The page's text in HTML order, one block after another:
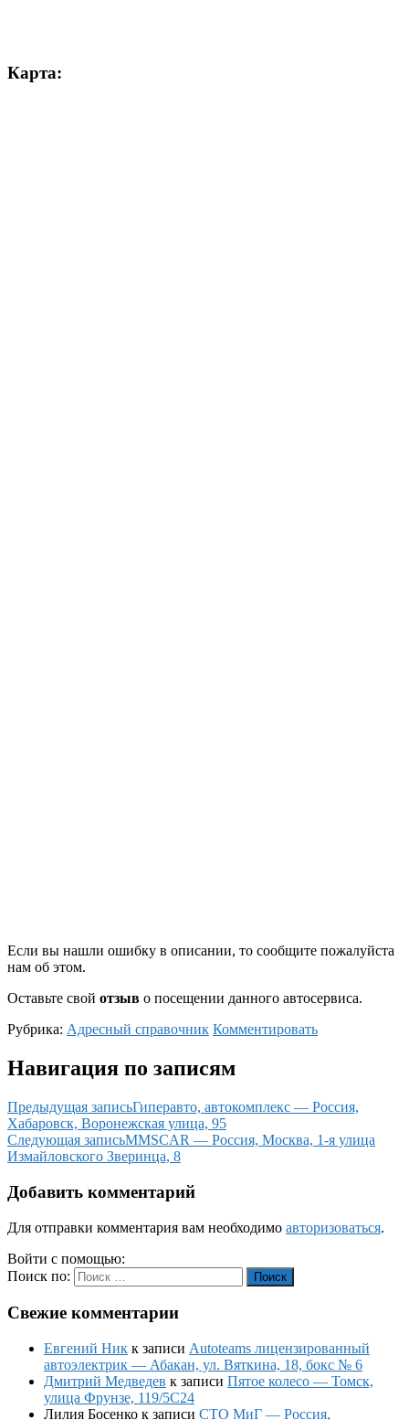
Карта:
Если вы нашли ошибку в описании, то сообщите пожалуйста
нам об этом.
Оставьте свой отзыв о посещении данного автосервиса.
Рубрика: Адресный справочник Комментировать
Навигация по записям
Предыдущая записьГиперавто, автокомплекс — Россия,
Хабаровск, Воронежская улица, 95
Следующая записьMMSCAR — Россия, Москва, 1-я улица
Измайловского Зверинца, 8
Добавить комментарий
Для отправки комментария вам необходимо авторизоваться.
Войти с помощью:
Поиск по:
Поиск
Свежие комментарии
Евгений Ник к записи Autoteams лицензированный
автоэлектрик — Абакан, ул. Вяткина, 18, бокс № 6
Дмитрий Медведев к записи Пятое колесо — Томск,
улица Фрунзе, 119/5С24
Лилия Босенко к записи СТО МиГ — Россия,